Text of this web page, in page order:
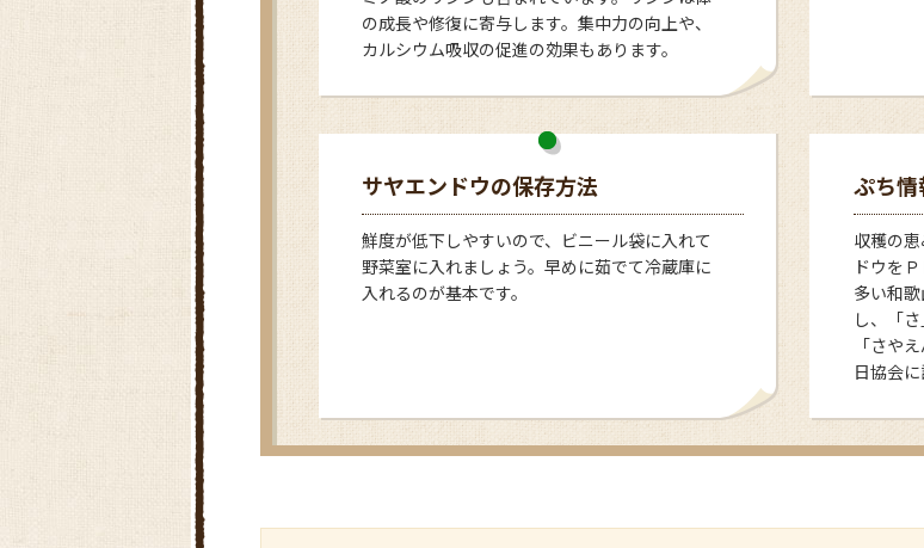
の成長や修復に寄与します。集中力の向上や、
カルシウム吸収の促進の効果もあります。
サヤエンドウの保存方法
鮮度が低下しやすいので、ビニール袋に入れて
野菜室に入れましょう。早めに茹でて冷蔵庫に
入れるのが基本です。
ぷち情
収穫の
ドウを
多い和
し、「
「さや
日協会に